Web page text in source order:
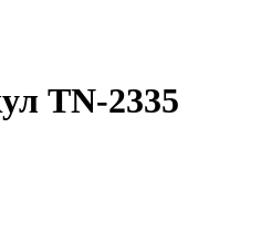
TN-2335